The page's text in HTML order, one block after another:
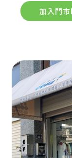
加入門市